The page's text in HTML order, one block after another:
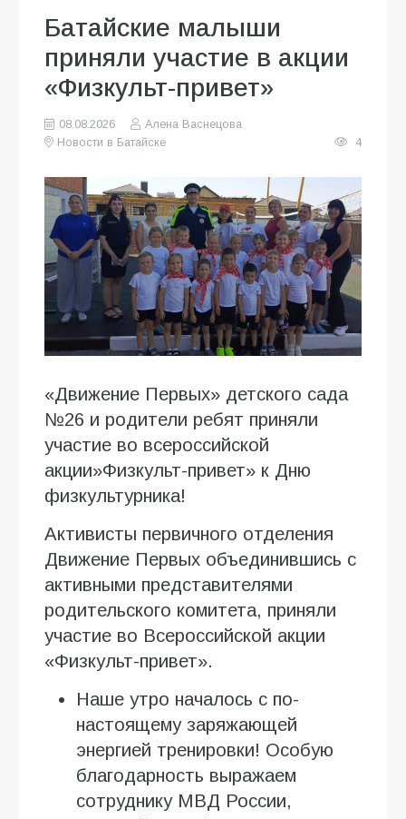
Батайские малыши
приняли участие в акции
«Физкульт-привет»
08.08.2026
Алена Васнецова
Новости в Батайске
4
«Движение Первых» детского сада
№26 и родители ребят приняли
участие во всероссийской
акции»Физкульт-привет» к Дню
физкультурника!
Активисты первичного отделения
Движение Первых объединившись с
активными представителями
родительского комитета, приняли
участие во Всероссийской акции
«Физкульт-привет».
Наше утро началось с по-
настоящему заряжающей
энергией тренировки! Особую
благодарность выражаем
сотруднику МВД России,